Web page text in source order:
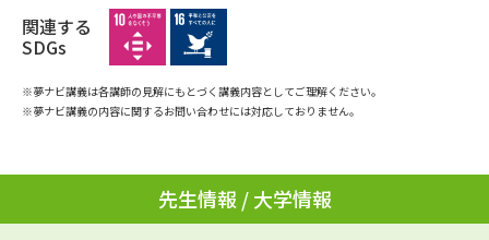
学問の教科書
ユーザーサポート
お支払いについて
受付内容・発送状況の確認
関連する
SDGs
※夢ナビ講義は各講師の見解にもとづく講義内容としてご理解ください。
※夢ナビ講義の内容に関するお問い合わせには対応しておりません。
先生情報 / 大学情報